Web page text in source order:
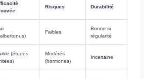
Risques Durabilité
tonus)
Faibles
Bonne si
régularité
(études
Modérés
(hormones)
Incertaine